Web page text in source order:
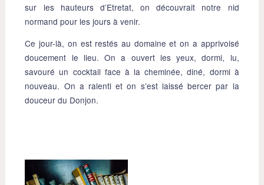
sur les hauteurs d’Etretat, on découvrait notre nid
normand pour les jours à venir.
Ce jour-là, on est restés au domaine et on a apprivoisé
doucement le lieu. On a ouvert les yeux, dormi, lu,
savouré un cocktail face à la cheminée, diné, dormi à
nouveau. On a ralenti et on s’est laissé bercer par la
douceur du Donjon.